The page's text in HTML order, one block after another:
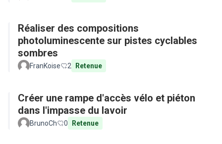
Réaliser des compositions
photoluminescente sur pistes cyclables
sombres
FranKoise 2 Retenue
Créer une rampe d'accès vélo et piéton
dans l'impasse du lavoir
BrunoCh 0 Retenue